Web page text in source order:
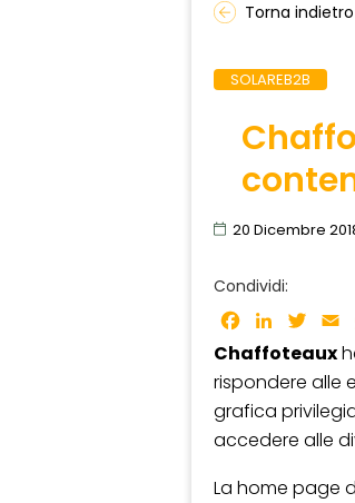
Torna indietro
SOLAREB2B
20 Dicembre
Condividi:
Facebook
LinkedIn
Chaffoteaux
rispondere alle
grafica
accedere alle
La home page